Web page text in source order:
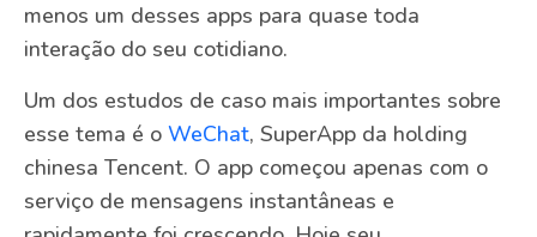
menos um desses apps para quase toda
interação do seu cotidiano.
Um dos estudos de caso mais importantes sobre
esse tema é o WeChat, SuperApp da holding
chinesa Tencent. O app começou apenas com o
serviço de mensagens instantâneas e